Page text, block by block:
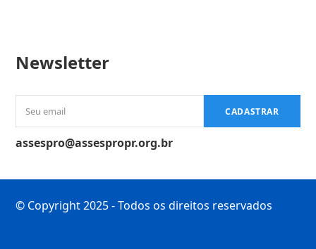
Newsletter
email
CADASTRAR
assespro@assespropr.org.br
© Copyright 2025 - Todos os direitos reservados